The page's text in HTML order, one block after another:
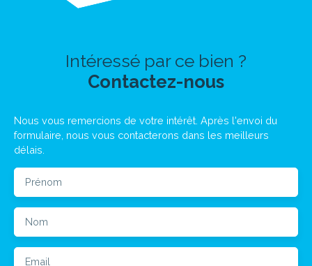
Intéressé par ce bien ?
Contactez-nous
Nous vous remercions de votre intérêt. Après l'envoi du
formulaire, nous vous contacterons dans les meilleurs
délais.
Prénom
Nom
Email